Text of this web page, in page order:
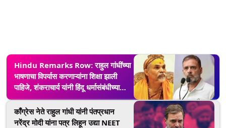
Hindu Remarks Row: राहुल गांधींच्या
भाषणाचा विपर्यास करणाऱ्यांना शिक्षा झाली
पाहिजे, शंकराचार्य यांनी हिंदू धर्मासंबंधीच्या
विधानावर केले भाष्य (Watch Video)
काँग्रेस नेते राहुल गांधी यांनी पंतप्रधान
नरेंद्र मोदी यांना पत्र लिहून उद्या NEET